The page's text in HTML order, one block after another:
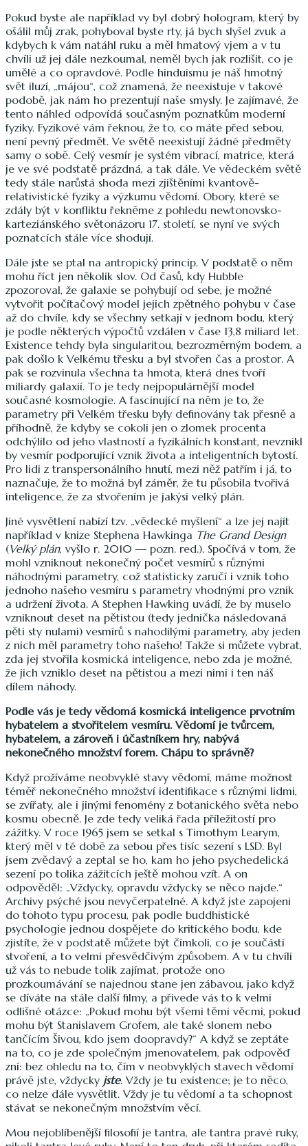
Pokud byste ale například vy byl dobrý hologram, který by
ošálil můj zrak, pohyboval byste rty, já bych slyšel zvuk a
kdybych k vám natáhl ruku a měl hmatový vjem a v tu
chvíli už jej dále nezkoumal, neměl bych jak rozlišit, co je
umělé a co opravdové. Podle hinduismu je náš hmotný
svět iluzí, „májou“, což znamená, že neexistuje v takové
podobě, jak nám ho prezentují naše smysly. Je zajímavé, že
tento náhled odpovídá současným poznatkům moderní
fyziky. Fyzikové vám řeknou, že to, co máte před sebou,
není pevný předmět. Ve světě neexistují žádné předměty
samy o sobě. Celý vesmír je systém vibrací, matrice, která
je ve své podstatě prázdná, a tak dále. Ve vědeckém světě
tedy stále narůstá shoda mezi zjištěními kvantově-
relativistické fyziky a výzkumu vědomí. Obory, které se
zdály být v konfliktu řekněme z pohledu newtonovsko-
karteziánského světonázoru 17. století, se nyní ve svých
poznatcích stále více shodují.
Dále jste se ptal na antropický princip. V podstatě o něm
mohu říct jen několik slov. Od časů, kdy Hubble
zpozoroval, že galaxie se pohybují od sebe, je možné
vytvořit počítačový model jejich zpětného pohybu v čase
až do chvíle, kdy se všechny setkají v jednom bodu, který
je podle některých výpočtů vzdálen v čase 13,8 miliard let.
Existence tehdy byla singularitou, bezrozměrným bodem, a
pak došlo k Velkému třesku a byl stvořen čas a prostor. A
pak se rozvinula všechna ta hmota, která dnes tvoří
miliardy galaxií. To je tedy nejpopulárnější model
současné kosmologie. A fascinující na něm je to, že
parametry při Velkém třesku byly definovány tak přesně a
příhodně, že kdyby se cokoli jen o zlomek procenta
odchýlilo od jeho vlastností a fyzikálních konstant, nevznikl
by vesmír podporující vznik života a inteligentních bytostí.
Pro lidi z transpersonálního hnutí, mezi něž patřím i já, to
naznačuje, že to možná byl záměr, že tu působila tvořivá
inteligence, že za stvořením je jakýsi velký plán.
Jiné vysvětlení nabízí tzv. „vědecké myšlení“ a lze jej najít
například v knize Stephena Hawkinga The Grand Design
(Velký plán, vyšlo r. 2010 — pozn. red.). Spočívá v tom, že
mohl vzniknout nekonečný počet vesmírů s různými
náhodnými parametry, což statisticky zaručí i vznik toho
jednoho našeho vesmíru s parametry vhodnými pro vznik
a udržení života. A Stephen Hawking uvádí, že by muselo
vzniknout deset na pětistou (tedy jednička následovaná
pěti sty nulami) vesmírů s nahodilými parametry, aby jeden
z nich měl parametry toho našeho! Takže si můžete vybrat,
zda jej stvořila kosmická inteligence, nebo zda je možné,
že jich vzniklo deset na pětistou a mezi nimi i ten náš
dílem náhody.
Podle vás je tedy vědomá kosmická inteligence prvotním
hybatelem a stvořitelem vesmíru. Vědomí je tvůrcem,
hybatelem, a zároveň i účastníkem hry, nabývá
nekonečného množství forem. Chápu to správně?
Když prožíváme neobvyklé stavy vědomí, máme možnost
téměř nekonečného množství identifikace s různými lidmi,
se zvířaty, ale i jinými fenomény z botanického světa nebo
kosmu obecně. Je zde tedy veliká řada příležitostí pro
zážitky. V roce 1965 jsem se setkal s Timothym Learym,
který měl v té době za sebou přes tisíc sezení s LSD. Byl
jsem zvědavý a zeptal se ho, kam ho jeho psychedelická
sezení po tolika zážitcích ještě mohou vzít. A on
odpověděl: „Vždycky, opravdu vždycky se něco najde.“
Archivy psýché jsou nevyčerpatelné. A když jste zapojeni
do tohoto typu procesu, pak podle buddhistické
psychologie jednou dospějete do kritického bodu, kde
zjistíte, že v podstatě můžete být čímkoli, co je součástí
stvoření, a to velmi přesvědčivým způsobem. A v tu chvíli
už vás to nebude tolik zajímat, protože ono
prozkoumávání se najednou stane jen zábavou, jako když
se díváte na stále další filmy, a přivede vás to k velmi
odlišné otázce: „Pokud mohu být všemi těmi věcmi, pokud
mohu být Stanislavem Grofem, ale také slonem nebo
tančícím Šivou, kdo jsem doopravdy?“ A když se zeptáte
na to, co je zde společným jmenovatelem, pak odpověď
zní: bez ohledu na to, čím v neobvyklých stavech vědomí
právě jste, vždycky jste. Vždy je tu existence; je to něco,
co nelze dále vysvětlit. Vždy je tu vědomí a ta schopnost
stávat se nekonečným množstvím věcí.
Mou nejoblíbenější filosofií je tantra, ale tantra pravé ruky,